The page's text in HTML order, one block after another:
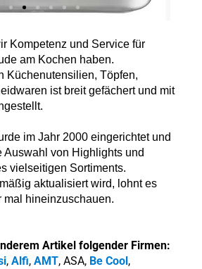
Kompetenz und Service für
am Kochen haben.
Küchenutensilien, Töpfen,
ist breit gefächert und mit
im Jahr 2000 eingerichtet und
Auswahl von Highlights und
vielseitigen Sortiments.
aktualisiert wird, lohnt es
mal hineinzuschauen.
Artikel folgender Firmen:
, Alfi, AMT, ASA, Be Cool,